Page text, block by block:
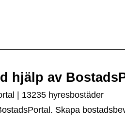
hjälp av
| 13235 hyresbostäder
Skapa